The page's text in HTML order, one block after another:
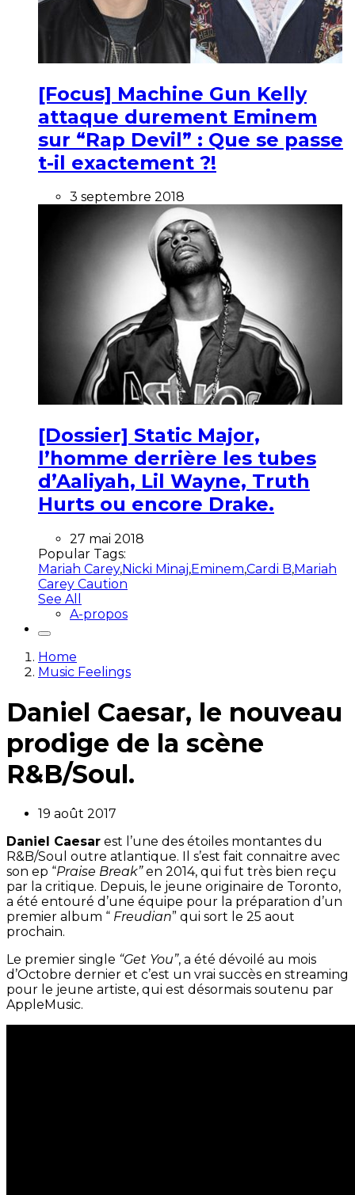
[Focus] Machine Gun Kelly
attaque durement Eminem
sur “Rap Devil” : Que se passe
t-il exactement ?!
3 septembre 2018
[Dossier] Static Major,
l’homme derrière les tubes
d’Aaliyah, Lil Wayne, Truth
Hurts ou encore Drake.
27 mai 2018
Popular Tags:
Mariah Carey,Nicki Minaj,Eminem,Cardi B,Mariah
Carey Caution
See All
A-propos
Home
Music Feelings
Daniel Caesar, le nouveau
prodige de la scène
R&B/Soul.
19 août 2017
Daniel Caesar est l’une des étoiles montantes du
R&B/Soul outre atlantique. Il s’est fait connaitre avec
son ep “Praise Break”en 2014, qui fut très bien reçu
par la critique. Depuis, le jeune originaire de Toronto,
a été entouré d’une équipe pour la préparation d’un
premier album “ Freudian” qui sort le 25 aout
prochain.
Le premier single “Get You”, a été dévoilé au mois
d’Octobre dernier et c’est un vrai succès en streaming
pour le jeune artiste, qui est désormais soutenu par
AppleMusic.